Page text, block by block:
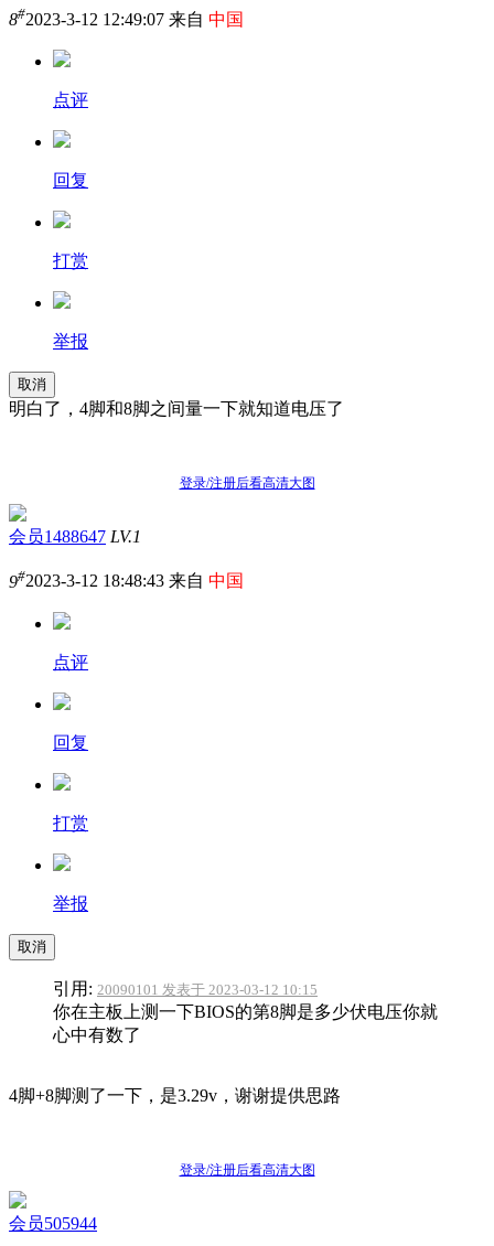
8#2023-3-12 12:49:07 来自 中国
点评
回复
打赏
举报
取消
明白了，4脚和8脚之间量一下就知道电压了
登录/注册后看高清大图
会员1488647 LV.1
9#2023-3-12 18:48:43 来自 中国
点评
回复
打赏
举报
取消
引用: 20090101 发表于 2023-03-12 10:15
你在主板上测一下BIOS的第8脚是多少伏电压你就
心中有数了
4脚+8脚测了一下，是3.29v，谢谢提供思路
登录/注册后看高清大图
会员505944